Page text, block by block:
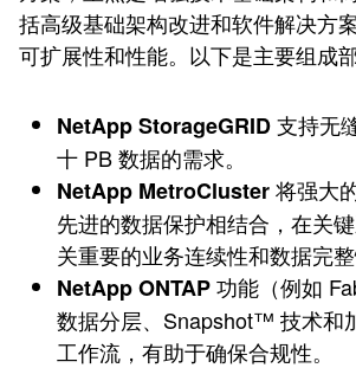
括高级基础架构改进和软件解决方
可扩展性和性能。以下是主要组成
NetApp StorageGRID支持无
十 PB 数据的需求。
NetApp MetroCluster将强大
先进的数据保护相结合，在关
关重要的业务连续性和数据完整
NetApp ONTAP功能（例如
数据分层、Snapshot™ 技术和
工作流，有助于确保合规性。